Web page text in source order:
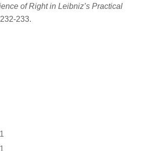
of Right in Leibniz’s Practical
233.